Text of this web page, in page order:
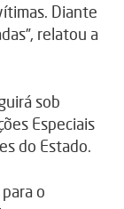
Diante
relatou a
sob
Especiais
do Estado.
o